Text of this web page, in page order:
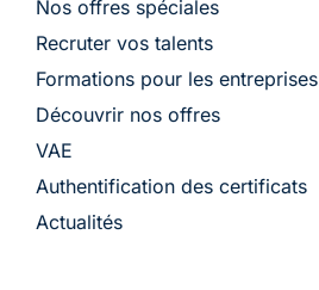
Nos offres spéciales
Recruter vos talents
Formations pour les entreprises
Découvrir nos offres
VAE
Authentification des certificats
Actualités